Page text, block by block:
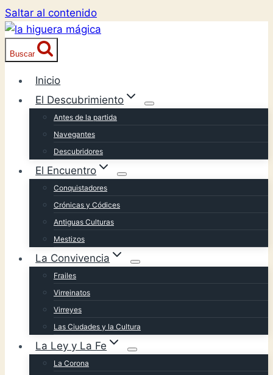
Saltar al contenido
Buscar
Inicio
El Descubrimiento
Antes de la partida
Navegantes
Descubridores
El Encuentro
Conquistadores
Crónicas y Códices
Antiguas Culturas
Mestizos
La Convivencia
Frailes
Virreinatos
Virreyes
Las Ciudades y la Cultura
La Ley y La Fe
La Corona